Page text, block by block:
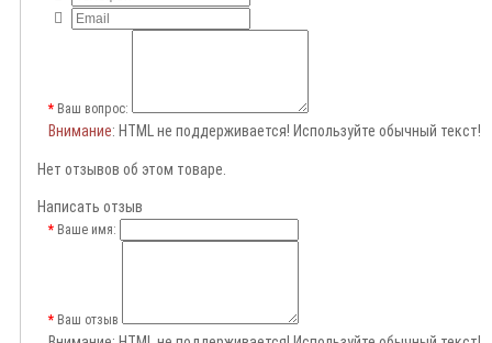
Ваш вопрос:
Внимание: HTML не поддерживается! Используйте обычный текст!
Нет отзывов об этом товаре.
Написать отзыв
Ваше имя:
Ваш отзыв